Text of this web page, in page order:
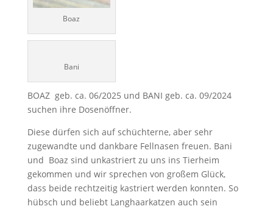
Boaz
Bani
BOAZ geb. ca. 06/2025 und BANI geb. ca. 09/2024
suchen ihre Dosenöffner.
Diese dürfen sich auf schüchterne, aber sehr
zugewandte und dankbare Fellnasen freuen. Bani
und Boaz sind unkastriert zu uns ins Tierheim
gekommen und wir sprechen von großem Glück,
dass beide rechtzeitig kastriert werden konnten. So
hübsch und beliebt Langhaarkatzen auch sein